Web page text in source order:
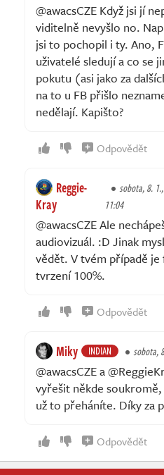
@awacsCZE Když jsi jí
viditelně nevyšlo no.
jsi to pochopil i ty. Ano,
uživatelé sledují a co se
pokutu (asi jako za
na to u FB přišlo
nedělají. Kapišto?
Odpovědět
Reggie-
Kray
sobota, 8. 1.,
11:04
@awacsCZE Ale
audiovizuál. :D Jinak
vědět. V tvém případě
tvrzení 100%.
Odpovědět
Miky INDIAN sobota,
@awacsCZE a
vyřešit někde
už to přeháníte. Díky za
Odpovědět